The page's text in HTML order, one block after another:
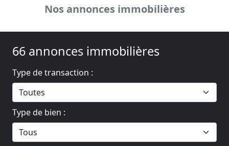
Nos annonces immobilières
66 annonces immobilières
Type de transaction :
Type de bien :